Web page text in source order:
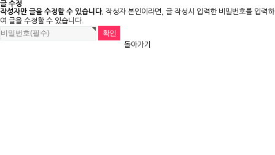
글 수정
작성자만 글을 수정할 수 있습니다. 작성자 본인이라면, 글 작성시 입력한 비밀번호를 입력하
여 글을 수정할 수 있습니다.
돌아가기